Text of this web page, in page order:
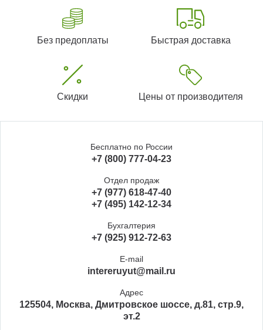
Без предоплаты Быстрая доставка
Скидки Цены от производителя
Бесплатно по России
+7 (800) 777-04-23
Отдел продаж
+7 (977) 618-47-40
+7 (495) 142-12-34
Бухгалтерия
+7 (925) 912-72-63
E-mail
intereruyut@mail.ru
Адрес
125504, Москва, Дмитровское шоссе, д.81, стр.9,
эт.2